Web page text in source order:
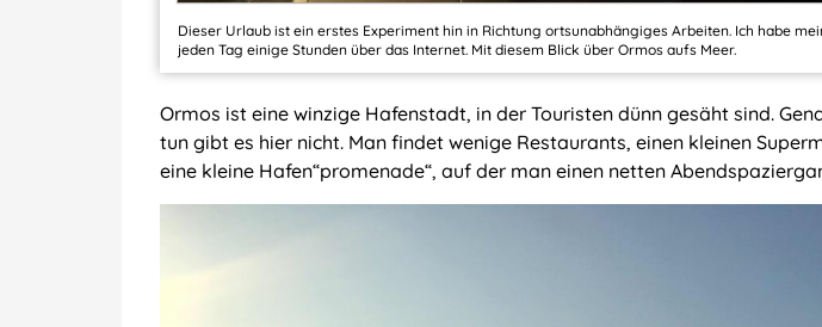
Dieser Urlaub ist ein erstes Experiment hin in Richtung ortsunabhängiges Arbeiten. Ich habe
jeden Tag einige Stunden über das Internet. Mit diesem Blick über Ormos aufs Meer.
Ormos ist eine winzige Hafenstadt, in der Touristen dünn gesäht sind.
tun gibt es hier nicht. Man findet wenige Restaurants, einen kleinen
eine kleine Hafen“promenade“, auf der man einen netten